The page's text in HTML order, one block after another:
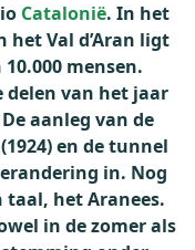
Catalonië. In het
het Val d’Aran ligt
10.000 mensen.
delen van het jaar
aanleg van de
en de tunnel
in. Nog
het Aranees.
in de zomer als